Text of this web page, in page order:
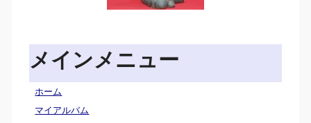
メインメニュー
ホーム
マイアルバム